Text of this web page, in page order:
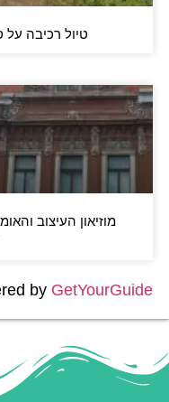
טיול רכיבה
by GetYourGuide